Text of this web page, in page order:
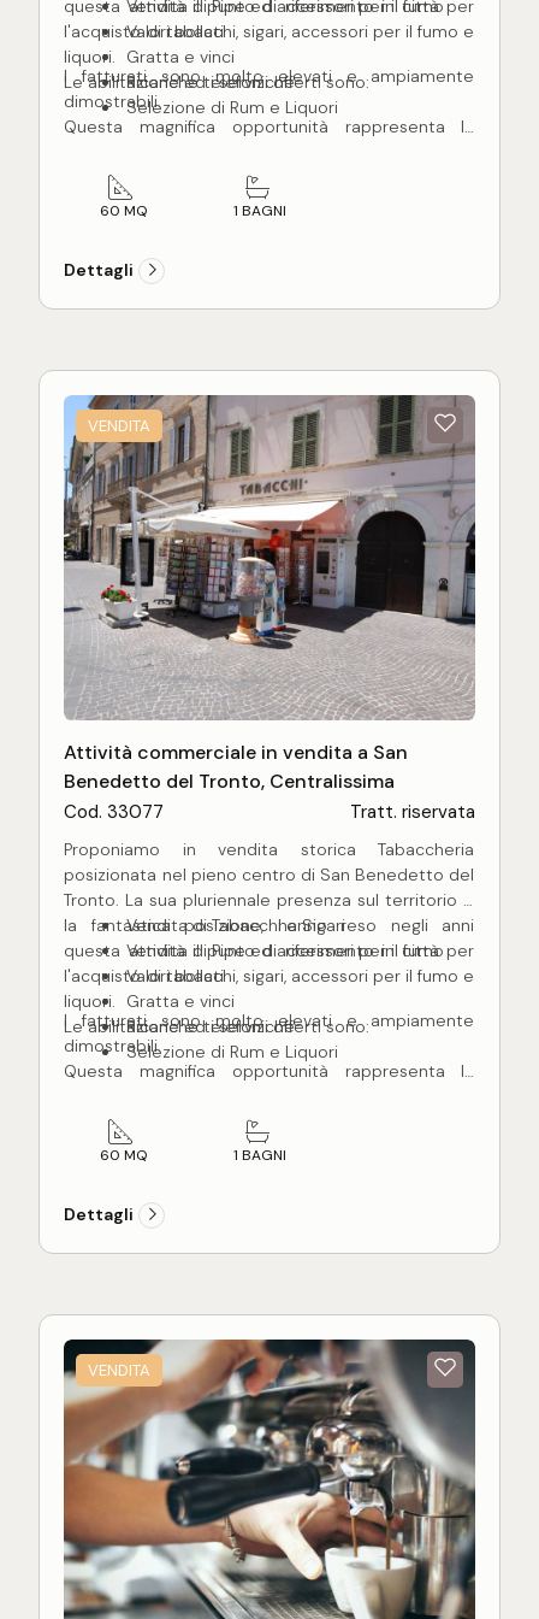
questa attività il punto di riferimento in città per
l'acquisto di tabacchi, sigari, accessori per il fumo e
liquori.
Le abilitazione ed i servizi offerti sono:
Vendita di Pipe ed accessori per il fumo
Valori bollati
Gratta e vinci
Ricariche telefoniche
Selezione di Rum e Liquori
I fatturati sono molto elevati e ampiamente
dimostrabili.
Questa magnifica opportunità rappresenta la
sfidante carriera imprenditoriale di sicuro
successo.
60 MQ 1 BAGNI
Dettagli
VENDITA
Attività commerciale in vendita a San
Benedetto del Tronto, Centralissima
Cod. 33077 Tratt. riservata
Proponiamo in vendita storica Tabaccheria
posizionata nel pieno centro di San Benedetto del
Tronto. La sua pluriennale presenza sul territorio e
la fantastica posizione, hanno reso negli anni
questa attività il punto di riferimento in città per
l'acquisto di tabacchi, sigari, accessori per il fumo e
liquori.
Le abilitazione ed i servizi offerti sono:
Vendita di Tabacchi e Sigari
Vendita di Pipe ed accessori per il fumo
Valori bollati
Gratta e vinci
Ricariche telefoniche
Selezione di Rum e Liquori
I fatturati sono molto elevati e ampiamente
dimostrabili.
Questa magnifica opportunità rappresenta la
sfidante carriera imprenditoriale di sicuro
successo.
60 MQ 1 BAGNI
Dettagli
VENDITA